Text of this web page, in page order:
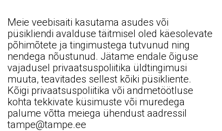
Meie veebisaiti kasutama asudes või
püsikliendi avalduse täitmisel oled käesolevate
põhimõtete ja tingimustega tutvunud ning
nendega nõustunud. Jätame endale õiguse
vajadusel privaatsuspoliitika üldtingimusi
muuta, teavitades sellest kõiki püsikliente.
Kõigi privaatsuspoliitika või andmetöötluse
kohta tekkivate küsimuste või muredega
palume võtta meiega ühendust aadressil
tampe@tampe.ee